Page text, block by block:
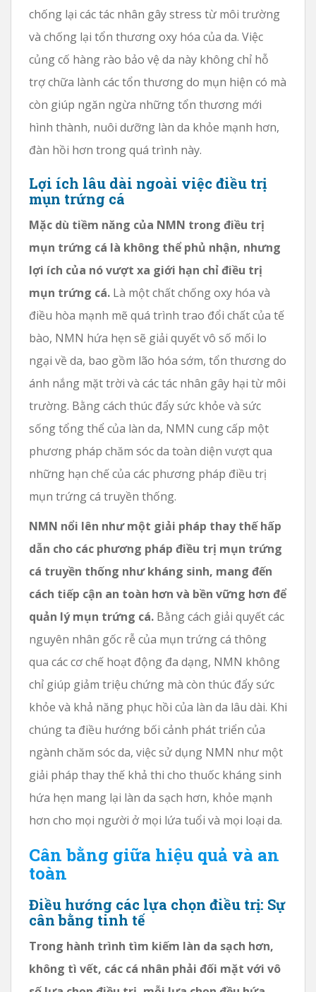
chống lại các tác nhân gây stress từ môi trường
và chống lại tổn thương oxy hóa của da. Việc
củng cố hàng rào bảo vệ da này không chỉ hỗ
trợ chữa lành các tổn thương do mụn hiện có mà
còn giúp ngăn ngừa những tổn thương mới
hình thành, nuôi dưỡng làn da khỏe mạnh hơn,
đàn hồi hơn trong quá trình này.
Lợi ích lâu dài ngoài việc điều trị
mụn trứng cá
Mặc dù tiềm năng của NMN trong điều trị
mụn trứng cá là không thể phủ nhận, nhưng
lợi ích của nó vượt xa giới hạn chỉ điều trị
mụn trứng cá. Là một chất chống oxy hóa và
điều hòa mạnh mẽ quá trình trao đổi chất của tế
bào, NMN hứa hẹn sẽ giải quyết vô số mối lo
ngại về da, bao gồm lão hóa sớm, tổn thương do
ánh nắng mặt trời và các tác nhân gây hại từ môi
trường. Bằng cách thúc đẩy sức khỏe và sức
sống tổng thể của làn da, NMN cung cấp một
phương pháp chăm sóc da toàn diện vượt qua
những hạn chế của các phương pháp điều trị
mụn trứng cá truyền thống.
NMN nổi lên như một giải pháp thay thế hấp
dẫn cho các phương pháp điều trị mụn trứng
cá truyền thống như kháng sinh, mang đến
cách tiếp cận an toàn hơn và bền vững hơn để
quản lý mụn trứng cá. Bằng cách giải quyết các
nguyên nhân gốc rễ của mụn trứng cá thông
qua các cơ chế hoạt động đa dạng, NMN không
chỉ giúp giảm triệu chứng mà còn thúc đẩy sức
khỏe và khả năng phục hồi của làn da lâu dài. Khi
chúng ta điều hướng bối cảnh phát triển của
ngành chăm sóc da, việc sử dụng NMN như một
giải pháp thay thế khả thi cho thuốc kháng sinh
hứa hẹn mang lại làn da sạch hơn, khỏe mạnh
hơn cho mọi người ở mọi lứa tuổi và mọi loại da.
Cân bằng giữa hiệu quả và an
toàn
Điều hướng các lựa chọn điều trị: Sự
cân bằng tinh tế
Trong hành trình tìm kiếm làn da sạch hơn,
không tì vết, các cá nhân phải đối mặt với vô